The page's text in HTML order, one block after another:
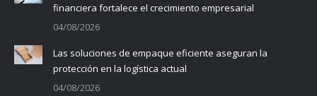
financiera fortalece el crecimiento empresarial
04/08/2026
Las soluciones de empaque eficiente aseguran la
protección en la logística actual
04/08/2026